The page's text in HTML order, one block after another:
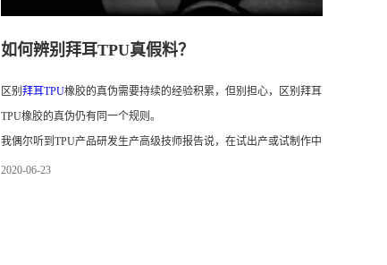
如何辨别拜耳TPU真假料？
区别 拜耳TPU橡胶的真伪需要持续的经验积累，但别担心，区别拜耳
TPU橡胶的真伪仍有同一个规则。
我偶尔听到TPU产品研发生产高级技师报告说，在试出产或试制作中
使用的样品或小批量极其有用。一但批量制造发生了，问题就会表
2020-06-23